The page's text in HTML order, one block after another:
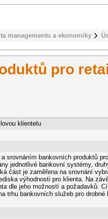
managementu a ekonomiky
pro
klientelu
srovnáním bankovních produktů
jednotlivé bankovní systémy,
část je zaměřena na srovnání
výhodnosti pro klienta. Na
dle jeho možností a požadavků.
trhu bankovních služeb pro drobné